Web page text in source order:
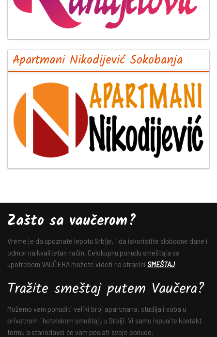
Apartmani Nikodijević Sokobanja
Zašto sa vaučerom?
Vreme je da upoznate lepotu Srbije, i da iskoristite slobodne dane i
odmor na kvalitetan način. Celokupnu ponudu smeštaja sa
upotrebom VAUČERA možete videti na stranici SMEŠTAJ
Tražite smeštaj putem Vaučera?
Možemo vam ponuditi veliki broj apartmana, studija i soba u
privatnom i hotelskom smeštaju u Srbiji. Vi samo ispunite kontakt
formu a stanodavci će vam poslati svoje ponude.